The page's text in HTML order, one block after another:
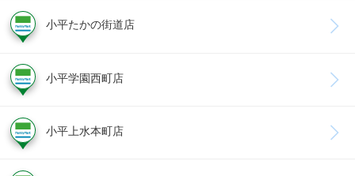
小平たかの街道店
小平学園西町店
小平上水本町店